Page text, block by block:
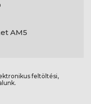
AM5
feltöltési,